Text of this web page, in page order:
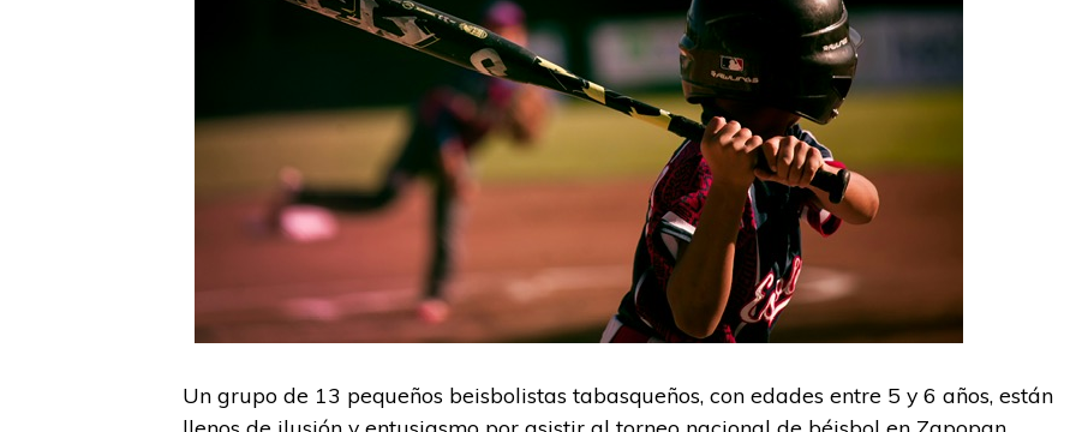
Un grupo de 13 pequeños beisbolistas tabasqueños, con edades entre 5 y 6 años, están